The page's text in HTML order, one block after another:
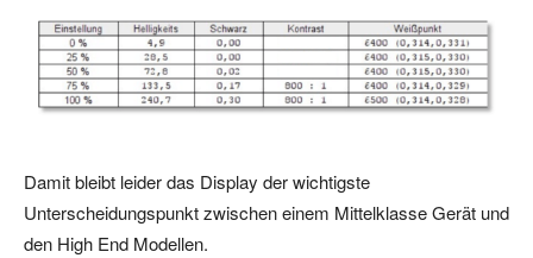
Damit bleibt leider das Display der wichtigste
Unterscheidungspunkt zwischen einem Mittelklasse Gerät und
den High End Modellen.